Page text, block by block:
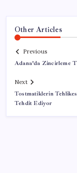
Other Articles
Previous
Adana’da Zincirleme
Next
Tostmatiklerin
Tehdit Ediyor